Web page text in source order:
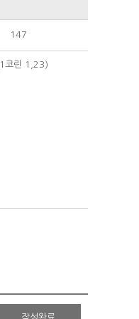
147
코린 1,23)